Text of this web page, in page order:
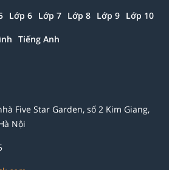
Lớp 6 Lớp 7 Lớp 8 Lớp 9 Lớp 10
Tiếng Anh
Five Star Garden, số 2 Kim Giang,
Nội